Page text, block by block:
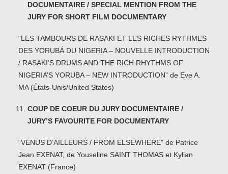
DOCUMENTAIRE / SPECIAL MENTION FROM THE
JURY FOR SHORT FILM DOCUMENTARY
“LES TAMBOURS DE RASAKI ET LES RICHES RYTHMES
DES YORUBÁ DU NIGERIA – NOUVELLE INTRODUCTION
/ RASAKI’S DRUMS AND THE RICH RHYTHMS OF
NIGERIA’S YORUBA – NEW INTRODUCTION” de Eve A.
MA (États-Unis/United States)
COUP DE COEUR DU JURY DOCUMENTAIRE /
JURY’S FAVOURITE FOR DOCUMENTARY
“VENUS D’AILLEURS / FROM ELSEWHERE” de Patrice
Jean EXENAT, de Youseline SAINT THOMAS et Kylian
EXENAT (France)